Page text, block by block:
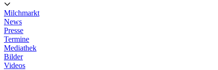
Milchmarkt
News
Presse
Termine
Mediathek
Bilder
Videos